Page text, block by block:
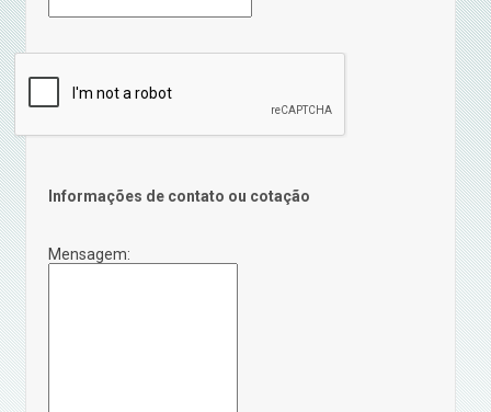
Informações de contato ou cotação
Mensagem: